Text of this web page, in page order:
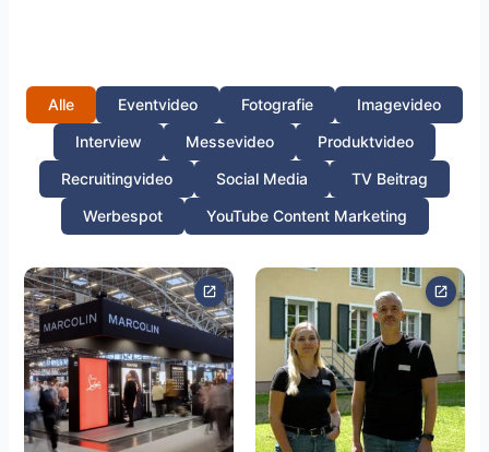
Alle Eventvideo Fotografie
Imagevideo
Interview
Messevideo
Produktvideo
Recruitingvideo
Social Media
TV Beitrag
Werbespot
YouTube Content Marketing